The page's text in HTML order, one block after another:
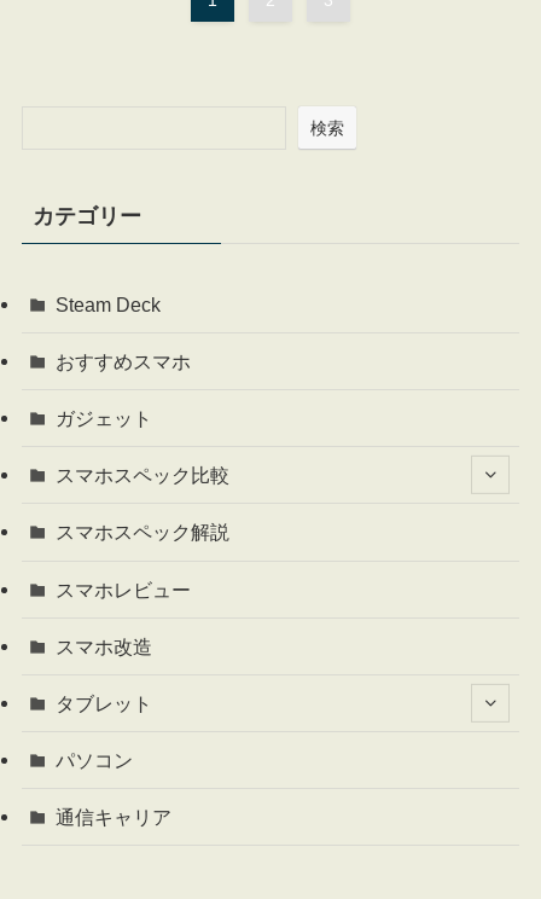
検索
カテゴリー
Steam Deck
おすすめスマホ
ガジェット
スマホスペック比較
スマホスペック解説
スマホレビュー
スマホ改造
タブレット
パソコン
通信キャリア